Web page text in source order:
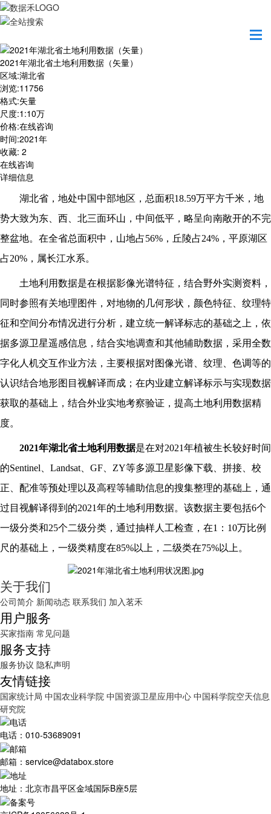
2021年湖北省土地利用数据（矢量）
区域:湖北省
浏览:11756
格式:矢量
尺度:1:10万
价格:在线咨询
时间:2021年
收藏: 2
在线咨询
详细信息
湖北省，地处中国中部地区，总面积18.59万平方千米，地
势大致为东、西、北三面环山，中间低平，略呈向南敞开的不完
整盆地。在全省总面积中，山地占56%，丘陵占24%，平原湖区
占20%，属长江水系。
土地利用数据是在根据影像光谱特征，结合野外实测资料，
同时参照有关地理图件，对地物的几何形状，颜色特征、纹理特
征和空间分布情况进行分析，建立统一解译标志的基础之上，依
据多源卫星遥感信息，结合实地调查和其他辅助数据，采用全数
字化人机交互作业方法，主要根据对图像光谱、纹理、色调等的
认识结合地形图目视解译而成；在内业建立解译标示与实现数据
获取的基础上，结合外业实地考察验证，提高土地利用数据精
度。
2021年湖北省土地利用数据是在对2021年植被生长较好时间
的Sentinel、Landsat、GF、ZY等多源卫星影像下载、拼接、校
正、配准等预处理以及高程等辅助信息的搜集整理的基础上，通
过目视解译得到的2021年的土地利用数据。该数据主要包括6个
一级分类和25个二级分类，通过抽样人工检查，在1：10万比例
尺的基础上，一级类精度在85%以上，二级类在75%以上。
关于我们
公司简介 新闻动态 联系我们 加入茗禾
用户服务
买家指南 常见问题
服务支持
服务协议 隐私声明
友情链接
国家统计局 中国农业科学院 中国资源卫星应用中心 中国科学院空天信息
研究院
电话：010-53689091
邮箱：service@databox.store
地址：北京市昌平区金域国际B座5层